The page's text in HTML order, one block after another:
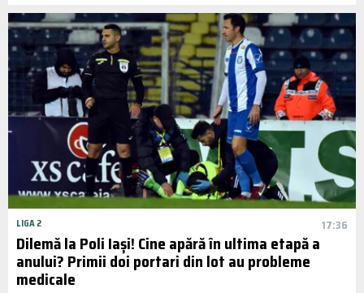
LIGA 2 17:36
Dilemă la Poli Iași! Cine apără în ultima etapă a
anului? Primii doi portari din lot au probleme
medicale